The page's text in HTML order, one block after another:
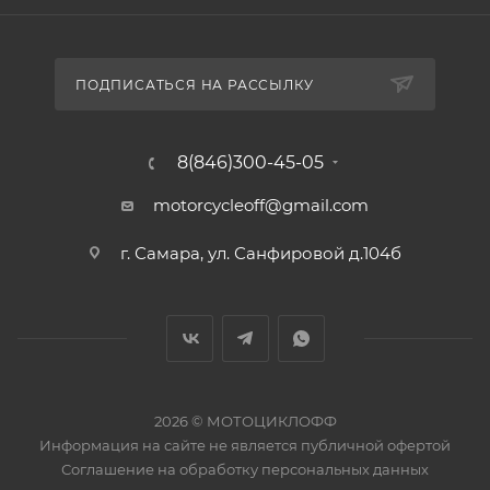
ПОДПИСАТЬСЯ НА РАССЫЛКУ
8(846)300-45-05
motorcycleoff@gmail.com
г. Самара, ул. Санфировой д.104б
2026 © МОТОЦИКЛОФФ
Информация на сайте не является публичной офертой
Соглашение на обработку персональных данных